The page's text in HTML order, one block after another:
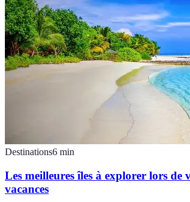
Destinations6 min
Les meilleures îles à explorer lors de
vacances